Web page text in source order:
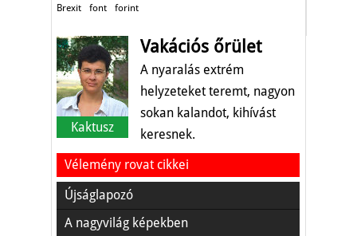
Brexit font forint
Kaktusz
Vakációs őrület
A nyaralás extrém
helyzeteket teremt, nagyon
sokan kalandot, kihívást
keresnek.
Vélemény rovat cikkei
Újságlapozó
A nagyvilág képekben